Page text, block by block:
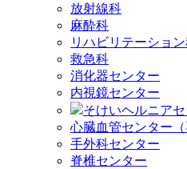
放射線科
麻酔科
リハビリテーショ
救急科
消化器センター
内視鏡センター
そけいヘルニア
心臓血管センター（
手外科センター
脊椎センター